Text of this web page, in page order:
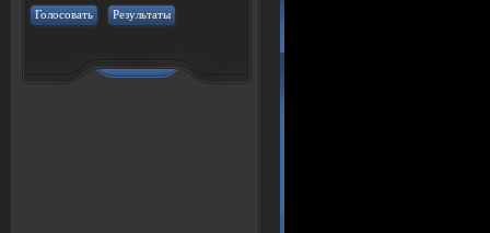
Голосовать Результаты